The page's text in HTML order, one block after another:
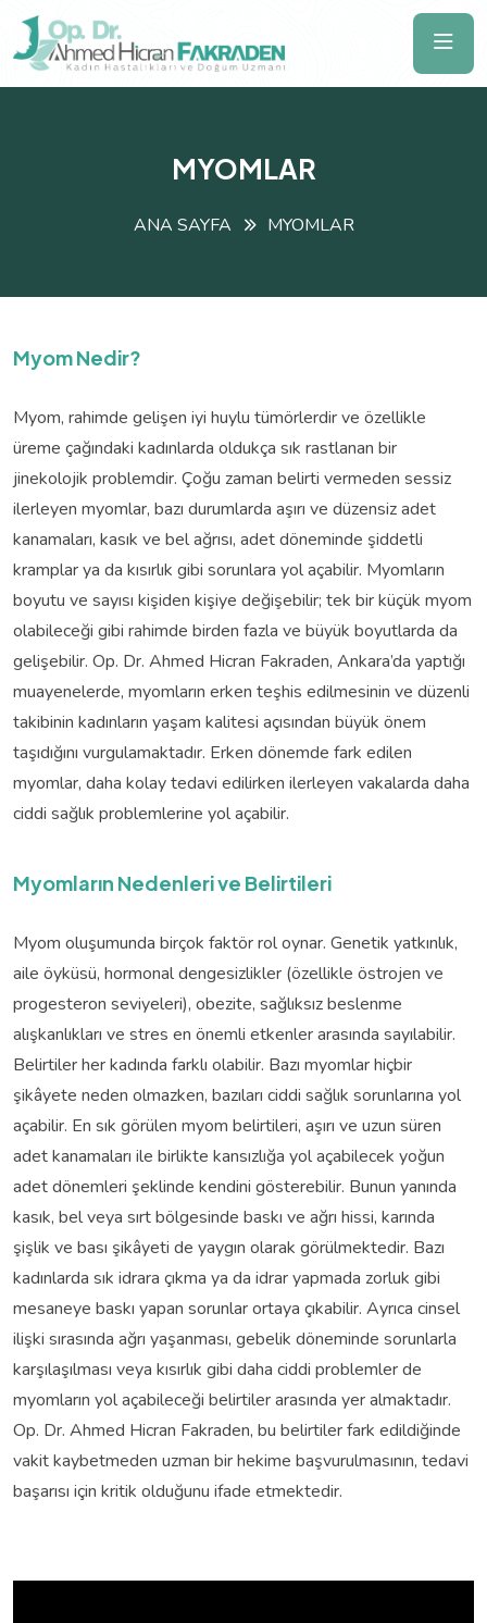
MYOMLAR
ANA SAYFA MYOMLAR
Myom Nedir?
Myom, rahimde gelişen iyi huylu tümörlerdir ve özellikle
üreme çağındaki kadınlarda oldukça sık rastlanan bir
jinekolojik problemdir. Çoğu zaman belirti vermeden sessiz
ilerleyen myomlar, bazı durumlarda aşırı ve düzensiz adet
kanamaları, kasık ve bel ağrısı, adet döneminde şiddetli
kramplar ya da kısırlık gibi sorunlara yol açabilir. Myomların
boyutu ve sayısı kişiden kişiye değişebilir; tek bir küçük myom
olabileceği gibi rahimde birden fazla ve büyük boyutlarda da
gelişebilir. Op. Dr. Ahmed Hicran Fakraden, Ankara’da yaptığı
muayenelerde, myomların erken teşhis edilmesinin ve düzenli
takibinin kadınların yaşam kalitesi açısından büyük önem
taşıdığını vurgulamaktadır. Erken dönemde fark edilen
myomlar, daha kolay tedavi edilirken ilerleyen vakalarda daha
ciddi sağlık problemlerine yol açabilir.
Myomların Nedenleri ve Belirtileri
Myom oluşumunda birçok faktör rol oynar. Genetik yatkınlık,
aile öyküsü, hormonal dengesizlikler (özellikle östrojen ve
progesteron seviyeleri), obezite, sağlıksız beslenme
alışkanlıkları ve stres en önemli etkenler arasında sayılabilir.
Belirtiler her kadında farklı olabilir. Bazı myomlar hiçbir
şikâyete neden olmazken, bazıları ciddi sağlık sorunlarına yol
açabilir. En sık görülen myom belirtileri, aşırı ve uzun süren
adet kanamaları ile birlikte kansızlığa yol açabilecek yoğun
adet dönemleri şeklinde kendini gösterebilir. Bunun yanında
kasık, bel veya sırt bölgesinde baskı ve ağrı hissi, karında
şişlik ve bası şikâyeti de yaygın olarak görülmektedir. Bazı
kadınlarda sık idrara çıkma ya da idrar yapmada zorluk gibi
mesaneye baskı yapan sorunlar ortaya çıkabilir. Ayrıca cinsel
ilişki sırasında ağrı yaşanması, gebelik döneminde sorunlarla
karşılaşılması veya kısırlık gibi daha ciddi problemler de
myomların yol açabileceği belirtiler arasında yer almaktadır.
Op. Dr. Ahmed Hicran Fakraden, bu belirtiler fark edildiğinde
vakit kaybetmeden uzman bir hekime başvurulmasının, tedavi
başarısı için kritik olduğunu ifade etmektedir.